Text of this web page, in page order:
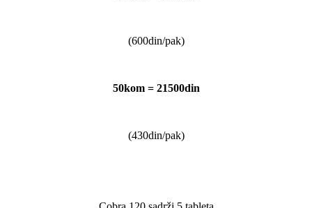
(600din/pak)
50kom = 21500din
(430din/pak)